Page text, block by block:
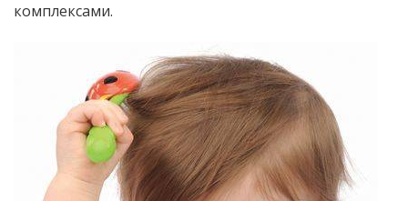
комплексами.